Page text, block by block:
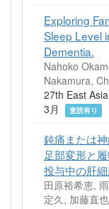
Exploring
Sleep Level
Dementia.
Nahoko
Nakamura,
27th East
3月
査読有り
鈍痛または
足部変形と
投与中の肝
田原裕希恵,
定久, 加藤直